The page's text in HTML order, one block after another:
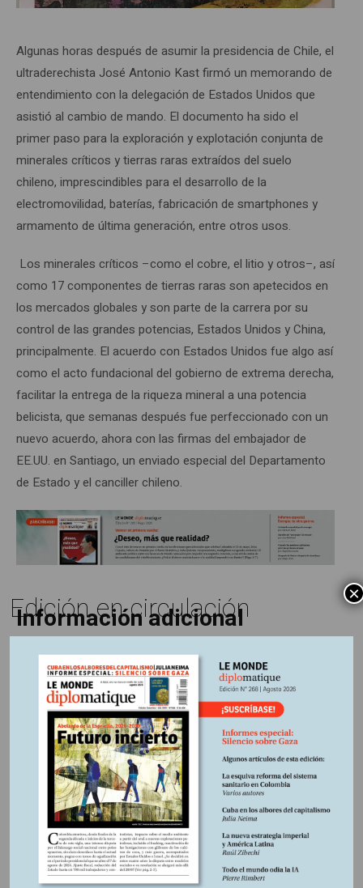
Algunas horas después de asumir la presidencia de Chile, el
ultraderechista José Antonio Kast firmó un memorando de
entendimiento con la delegación de Estados Unidos que
asistió al cambio de mando. El documento ha sido el
primer paso para la exploración y explotación conjunta de
minerales críticos y tierras raras extraídos del suelo
chileno, imprescindibles para el desarrollo de la
electromovilidad, baterías, fabricación de smartphones y
armamento de última generación, entre otros usos.
Los minerales críticos –como el cobre, el litio y otros–, así
como 17 componentes de tierras raras son apetecidos en
los mercados globales y son parte de la carrera por su
control de las grandes potencias, Estados Unidos y China,
principalmente. El acuerdo con Estados Unidos fue algo así
como el acto fundacional del gobierno de extrema derecha,
facilitar la entrega de la riqueza mineral a una potencia
belicista, que semanas después fue perfeccionado con un
nuevo acuerdo, ahora con las firmas del embajador de
EE.UU. en Santiago, un enviado especial del Departamento
de Estado y el canciller chileno.
Información adicional
Región:Suramérica
Fuente:Periódico Le Monde diplomatique, edición
Colombia Nº265, Mayo 2026
Otros Artículos
LIBROS RESEÑADOS SIN CATEGORÍA
Edición en circulación ×